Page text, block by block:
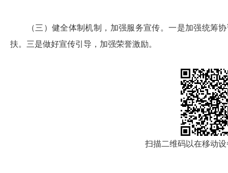
（三）健全体制机制，加强服务宣传。一是加强统筹协
扶。三是做好宣传引导，加强荣誉激励。
扫描二维码以在移动